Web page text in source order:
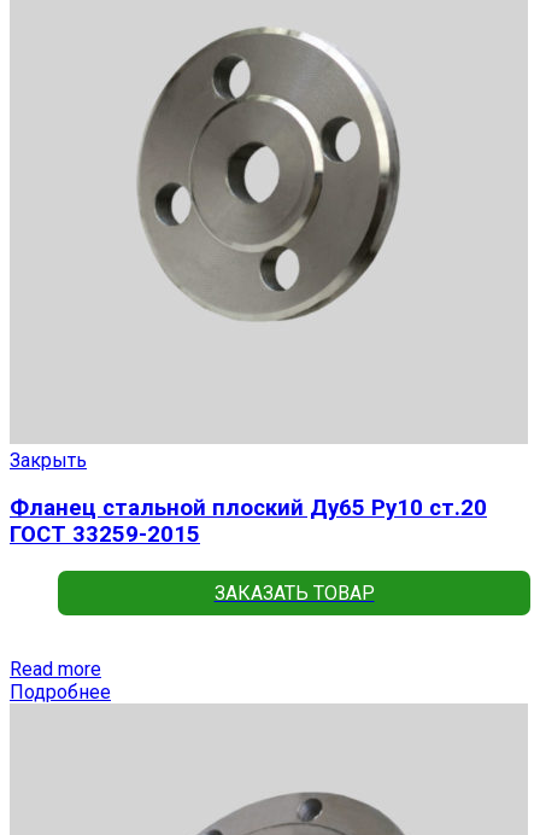
Закрыть
Фланец стальной плоский Ду65 Ру10 ст.20
ГОСТ 33259-2015
ЗАКАЗАТЬ ТОВАР
Read more
Подробнее